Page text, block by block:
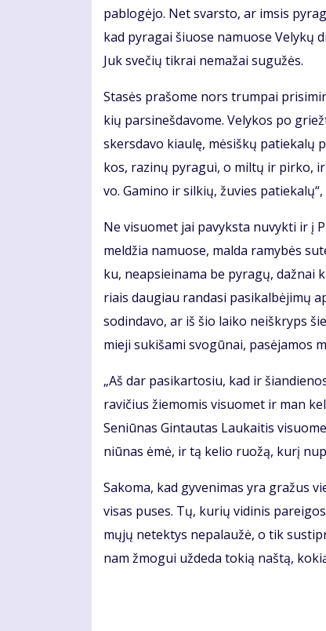
pa­blo­gė­jo. Net svars­to, ar im­sis
kad py­ra­gai šiuo­se na­muo­se Ve­ly­kų
Juk sve­čių tik­rai ne­ma­žai su­gu­žės.
Sta­sės pra­šo­me nors trum­pai
kių par­si­neš­da­vo­me. Ve­ly­kos po
skers­da­vo kiau­lę, mė­siš­kų
kos, ra­zi­nų py­ra­gui, o mil­tų ir pir­ko,
vo. Ga­mi­no ir sil­kių, žu­vies pa­tie­ka­lų“,
Ne vi­suo­met jai pa­vyks­ta nu­vyk­ti ir į
mel­džia na­muo­se, mal­da ra­my­bės
ku, neap­si­ei­na­ma be py­ra­gų, daž­nai
riais dau­giau ran­da­si pa­si­kal­bė­ji­mų
so­din­da­vo, ar iš šio lai­ko ne­iš­kryps
mie­ji su­ki­ša­mi svo­gū­nai, pa­sė­ja­mos
„Aš dar pa­si­kar­to­siu, kad ir
ra­vi­čius žie­mo­mis vi­suo­met ir man
Se­niū­nas Gin­tau­tas Lau­kai­tis
niū­nas ėmė, ir tą ke­lio ruo­žą, ku­rį
Sa­ko­ma, kad gy­ve­ni­mas yra gra­žus
vi­sas pu­ses. Tų, ku­rių vi­di­nis
mų­jų ne­tek­tys ne­pa­lau­žė, o tik
nam žmo­gui už­de­da to­kią naš­tą,